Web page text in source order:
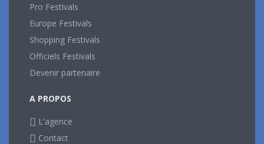
Pro Festivals
Europe Festivals
Shopping Festivals
Officiels Festivals
Devenir partenaire
A PROPOS
L'agence
Contact